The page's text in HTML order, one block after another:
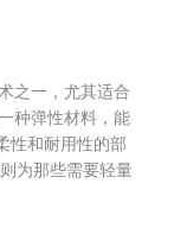
之一，尤其适合
种弹性材料，能
性和耐用性的部
则为那些需要轻量